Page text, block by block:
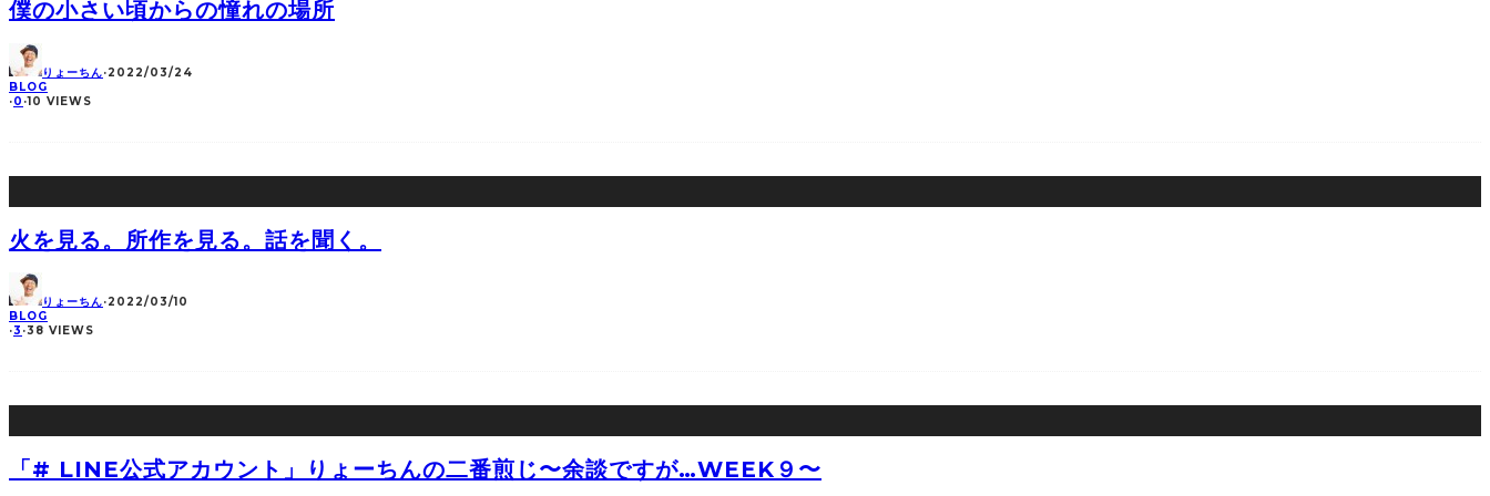
僕の小さい頃からの憧れの場所
りょーちん·2022/03/24
BLOG
·0 ·10 VIEWS
火を見る。所作を見る。話を聞く。
りょーちん·2022/03/10
BLOG
·3 ·38 VIEWS
「# LINE公式アカウント」りょーちんの二番煎じ〜余談ですが…WEEK９〜